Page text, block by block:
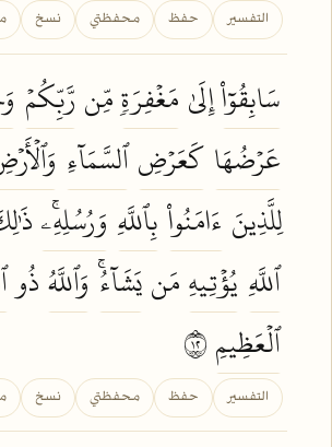
التفسير حفظ محفظتي نسخ
سَابِقُوٓاْإِلَىٰ مَغۡفِرَةٖمِّن رَّبِّكُمۡ
عَرۡضُهَا كَعَرۡضِٱلسَّمَآءِ
لِلَّذِينَ ءَامَنُواْ بِٱللَّهِ وَرُسُلِهِۦۚ
ٱللَّهِ يُؤۡتِيهِمَنيَشَآءُۚ وَٱللَّهُذُو
ٱلۡعَظِيمِ
التفسير حفظ محفظتي نسخ